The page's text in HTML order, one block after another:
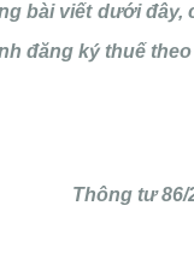
bài viết dưới đây,
đăng ký thuế
Thông tư 86/